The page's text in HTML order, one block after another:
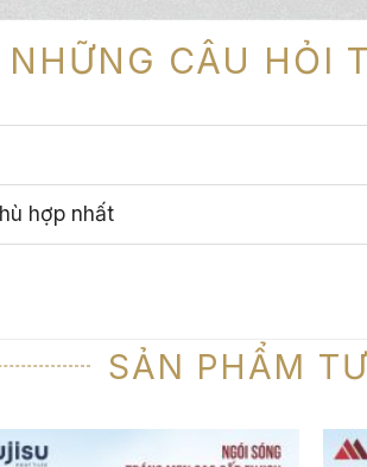
NHỮNG CÂU HỎI
hợp nhất
SẢN PHẨM